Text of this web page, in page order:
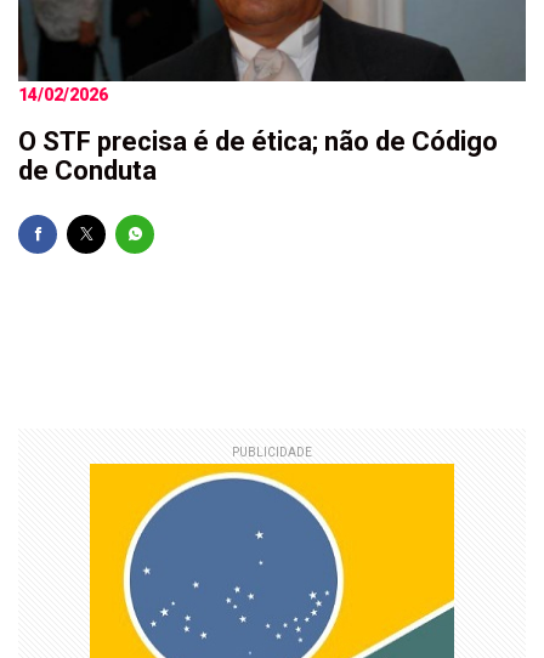
14/02/2026
O STF precisa é de ética; não de Código
de Conduta
PUBLICIDADE